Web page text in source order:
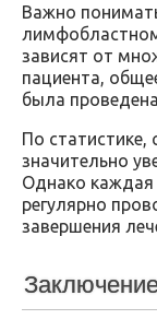
Важно
зависят от
пациента,
была
По
значительно
Однако каждая
регулярно
завершения